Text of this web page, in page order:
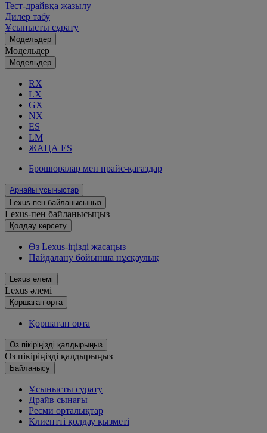
Тест-драйвқа жазылу
Дилер табу
Ұсынысты сұрату
Модельдер
Модельдер
Модельдер
RX
LX
GX
NX
ES
LM
ЖАҢА ES
Брошюралар мен прайс-қағаздар
Арнайы ұсыныстар
Lexus-пен байланысыңыз
Lexus-пен байланысыңыз
Қолдау көрсету
Өз Lexus-іңізді жасаңыз
Пайдалану бойынша нұсқаулық
Lexus әлемі
Lexus әлемі
Қoршаған орта
Қoршаған орта
Өз пікіріңізді қалдырыңыз
Өз пікіріңізді қалдырыңыз
Байланысу
Ұсынысты сұрату
Драйв сынағы
Ресми орталықтар
Клиентті қолдау қызметі